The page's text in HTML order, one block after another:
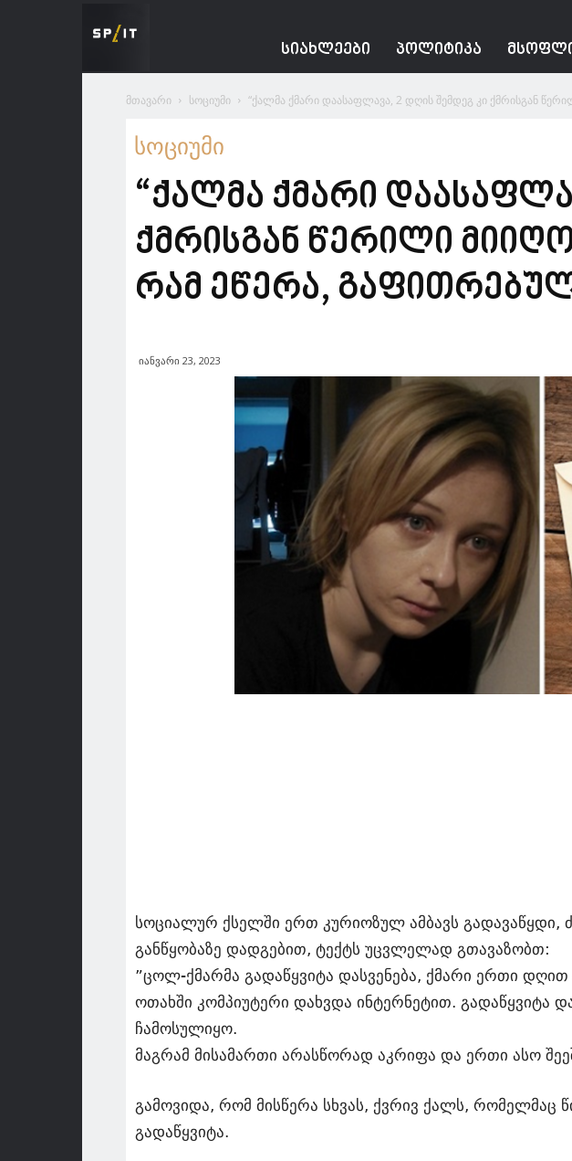
ᲡᲘᲐᲮᲚᲔᲔᲑᲘ ᲞᲝᲚᲘᲢᲘᲙᲐ
მთავარი სოციუმი “ქალმა ქმარი დაასაფლავა, 2 დღის შემდეგ კი ქმრისგან
სოციუმი
“ქალმა ქმარი
ქმრისგან წერილი
რამ ეწერა,
იანვარი 23, 2023
სოციალურ ქსელში ერთ კურიოზულ ამბავს გადავაწყდი,
განწყობაზე დადგებით, ტექტს უცვლელად გთავაზობთ:
”ცოლ-ქმარმა გადაწყვიტა დასვენება, ქმარი ერთი
ოთახში კომპიუტერი დახვდა ინტერნეტით. გადაწყვიტა
ჩამოსულიყო.
მაგრამ მისამართი არასწორად აკრიფა და ერთი ასო
გამოვიდა, რომ მისწერა სხვას, ქვრივ ქალს, რომელმაც
გადაწყვიტა.